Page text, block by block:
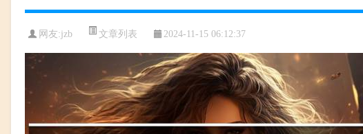
网友:jzb 文章列表 2024-11-15 06:12:37